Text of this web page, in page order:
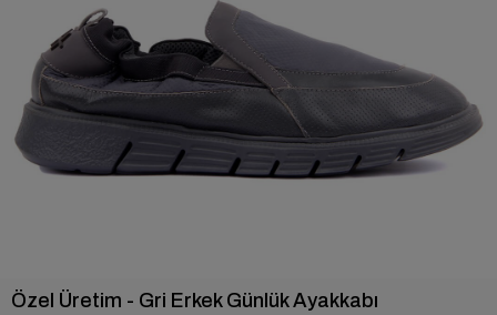
Özel Üretim - Gri Erkek Günlük Ayakkabı